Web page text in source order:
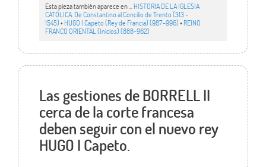
Esta pieza también aparece en ... HISTORIA DE LA IGLESIA
CATÓLICA. De Constantino al Concilio de Trento (313 -
1545)• HUGO I Capeto (Rey de Francia) (987-996)• REINO
FRANCO ORIENTAL (Inicios) (888-962)
Las gestiones de BORRELL II
cerca de la corte francesa
deben seguir con el nuevo rey
HUGO I Capeto.